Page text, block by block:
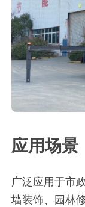
应用场景
广泛应用于市
墙装饰、园林